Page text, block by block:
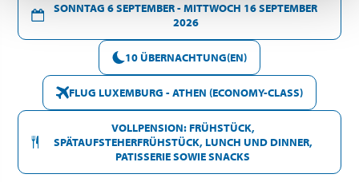
SONNTAG 6 SEPTEMBER - MITTWOCH 16 SEPTEMBER
2026
10 ÜBERNACHTUNG(EN)
FLUG LUXEMBURG - ATHEN (ECONOMY-CLASS)
VOLLPENSION: FRÜHSTÜCK,
SPÄTAUFSTEHERFRÜHSTÜCK, LUNCH UND DINNER,
PATISSERIE SOWIE SNACKS